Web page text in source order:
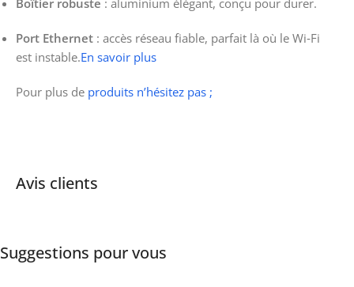
Boîtier robuste : aluminium élégant, conçu pour durer.
Port Ethernet : accès réseau fiable, parfait là où le Wi‑Fi
est instable.En savoir plus
Pour plus de produits n’hésitez pas ;
Avis clients
Suggestions pour vous